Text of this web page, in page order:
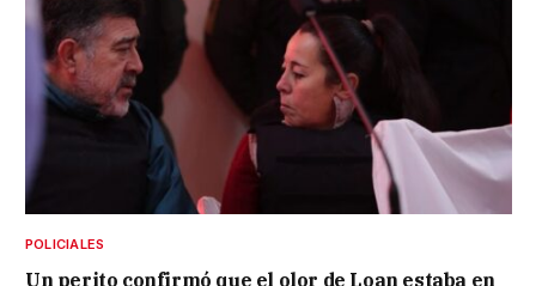
POLICIALES
Un perito confirmó que el olor de Loan estaba en